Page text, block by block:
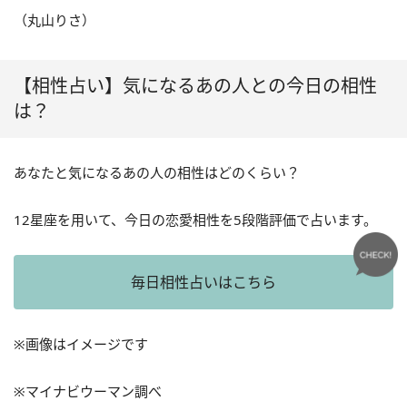
（丸山りさ）
【相性占い】気になるあの人との今日の相性
は？
あなたと気になるあの人の相性はどのくらい？
12星座を用いて、今日の恋愛相性を5段階評価で占います。
毎日相性占いはこちら
※画像はイメージです
※マイナビウーマン調べ